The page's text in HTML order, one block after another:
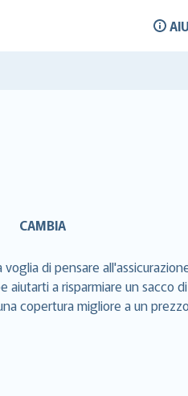
CAMBIA
di pensare
a risparmiare un sacco
copertura migliore a un